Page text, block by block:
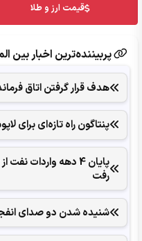
قیمت ارز و طلا
پربیننده‌ترین اخبار بین
هدف قرار گرفتن اتاق‌
پنتاگون راه تازه‌ای برای
پایان 4 دهه واردات
رفت
شنیده شدن دو صدای